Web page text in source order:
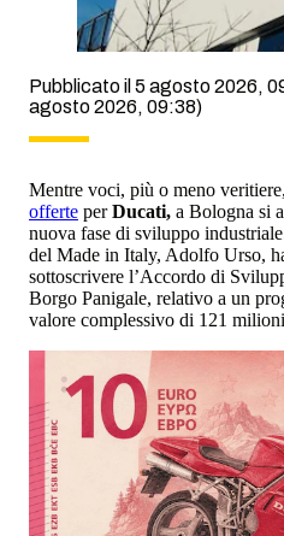
Pubblicato il 5 agosto 2026,
agosto 2026, 09:38)
Mentre voci, più o meno veritiere,
offerte perDucati, a Bologna si
nuova fase di sviluppo
del Made in Italy, Adolfo Urso,
sottoscrivere l’Accordo di
Borgo Panigale, relativo a un
valore complessivo di 121